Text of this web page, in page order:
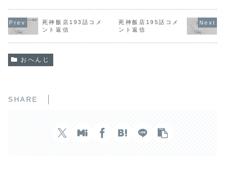
死神飯店193話コメ
ント返信
死神飯店195話コメ
ント返信
おへんじ
SHARE